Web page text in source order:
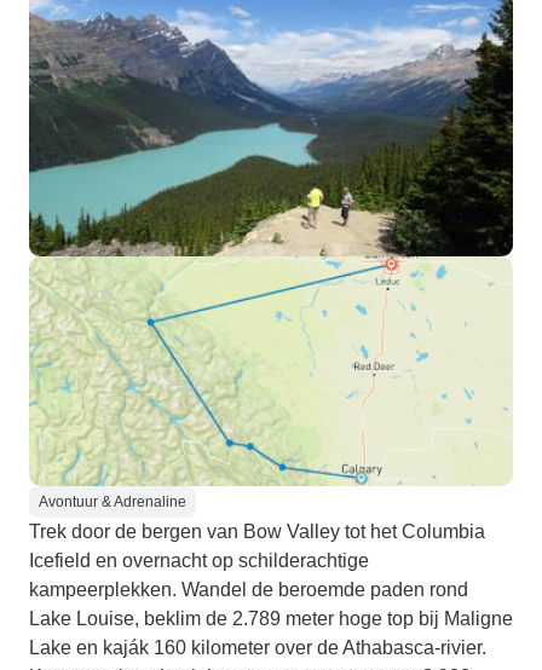
Avontuur & Adrenaline
Trek door de bergen van Bow Valley tot het Columbia
Icefield en overnacht op schilderachtige
kampeerplekken. Wandel de beroemde paden rond
Lake Louise, beklim de 2.789 meter hoge top bij Maligne
Lake en kaják 160 kilometer over de Athabasca-rivier.